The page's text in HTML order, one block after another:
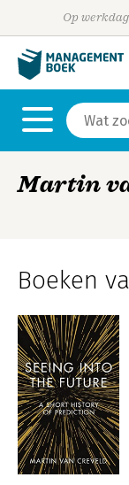
Op
Martin
Boeken